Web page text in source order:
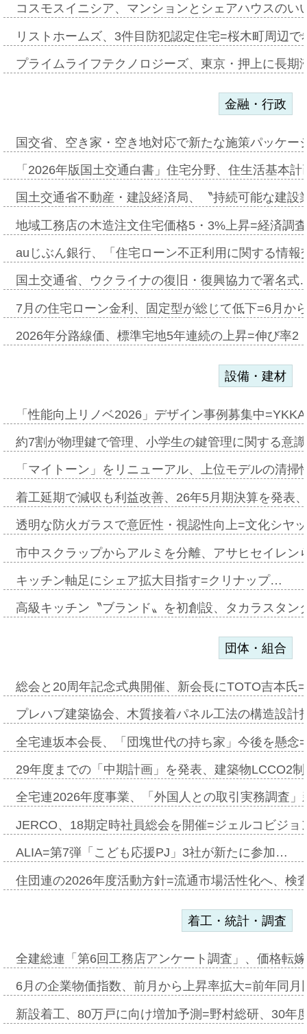
コスモスイニシア、マンションとシェアハウスの
リストホームズ、3件目防犯認定住宅=桜木町周辺
プライムライフテクノロジーズ、東京・押上に長
金融・行政
国交省、空き家・空き地対応で新たな施策パッケ
「2026年版国土交通白書」住宅分野、住生活基本
国土交通省不動産・建設経済局、〝持続可能な建
地域工務店の木造注文住宅価格5・3%上昇=経済調
auじぶん銀行、「住宅ローン不正利用に関する情
国土交通省、ウクライナの復旧・復興協力で署名
7月の住宅ローン金利、固定型が総じて低下=6月か
2026年分路線価、標準宅地5年連続の上昇=伸び率
設備・建材
「性能向上リノベ2026」デザイン事例募集中
約7割が物理鍵で管理、小学生の鍵管理に関する意
「マイトーン」をリニューアル、上位モデルの清
着工延期で減収も利益改善、26年5月期決算を発表
透明な防火ガラスで意匠性・視認性向上=文化シヤ
市中スクラップからアルミを分離、アサヒセイレ
キッチン軸足にシェア拡大目指す=クリナップ…
高級キッチン〝ブランド〟を初創設、タカラスタ
団体・組合
総会と20周年記念式典開催、新会長にTOTO吉本氏
プレハブ建築協会、木質接着パネル工法の構造設
全宅連坂本会長、「団塊世代の持ち家」今後を懸
29年度までの「中期計画」を発表、建築物LCCO2
全宅連2026年度事業、「外国人との取引実務調査
JERCO、18期定時社員総会を開催=ジェルコビジ
ALIA=第7弾「こども応援PJ」3社が新たに参加…
住団連の2026年度活動方針=流通市場活性化へ、検
着工・統計・調査
全建総連「第6回工務店アンケート調査」、価格転
6月の企業物価指数、前月から上昇率拡大=前年同
新設着工、80万戸に向け増加予測=野村総研、30年